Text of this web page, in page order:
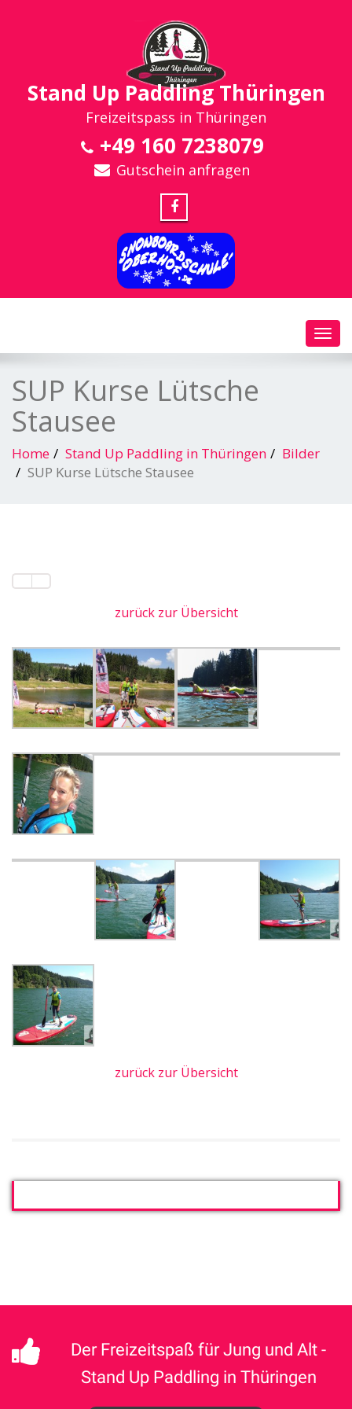
Stand Up Paddling Thüringen
Freizeitspass in Thüringen
+49 160 7238079
Gutschein anfragen
SUP Kurse Lütsche
Stausee
Home Stand Up Paddling in Thüringen
Bilder
SUP Kurse Lütsche Stausee
zurück zur Übersicht
zurück zur Übersicht
Der Freizeitspaß für Jung und Alt -
Stand Up Paddling in Thüringen